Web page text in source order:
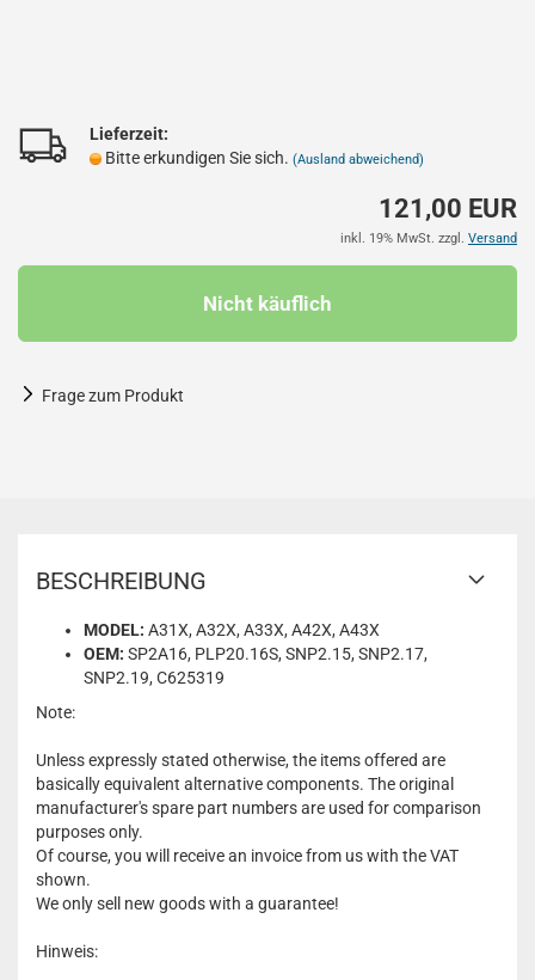
Lieferzeit:
Bitte erkundigen Sie sich. (Ausland abweichend)
121,00 EUR
inkl. 19% MwSt. zzgl. Versand
Frage zum Produkt
BESCHREIBUNG
MODEL: A31X, A32X, A33X, A42X, A43X
OEM: SP2A16, PLP20.16S, SNP2.15, SNP2.17,
SNP2.19, C625319
Note:
Unless expressly stated otherwise, the items offered are
basically equivalent alternative components. The original
manufacturer's spare part numbers are used for comparison
purposes only.
Of course, you will receive an invoice from us with the VAT
shown.
We only sell new goods with a guarantee!
Hinweis: